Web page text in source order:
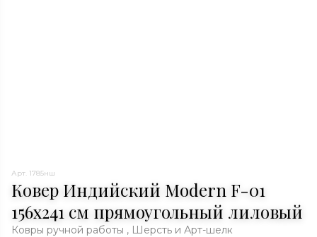
Арт. 1785нш
Ковер Индийский Modern F-01
156x241 см прямоугольный лиловый
Ковры ручной работы , Шерсть и Арт-шелк